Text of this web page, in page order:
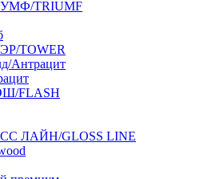
TRIUMF
TOWER
Антрацит
FLASH
ЛАЙН/GLOSS LINE